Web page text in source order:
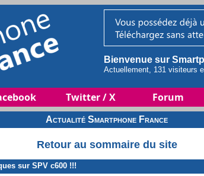
Bienvenue sur
Actuellement, 131 visiteurs
Twitter / X Forum
Actualité Smartphone France
Retour au sommaire du site
sur SPV c600 !!!